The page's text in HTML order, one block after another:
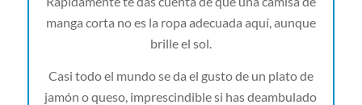
manga corta no es la ropa adecuada aquí, aunque
brille el sol.
Casi todo el mundo se da el gusto de un plato de
jamón o queso, imprescindible si has deambulado